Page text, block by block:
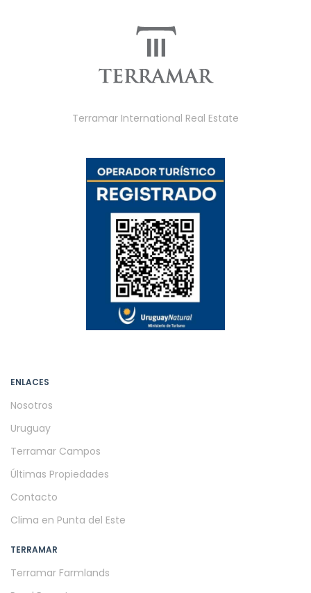
Terramar International Real Estate
ENLACES
Nosotros
Uruguay
Terramar Campos
Últimas Propiedades
Contacto
Clima en Punta del Este
TERRAMAR
Terramar Farmlands